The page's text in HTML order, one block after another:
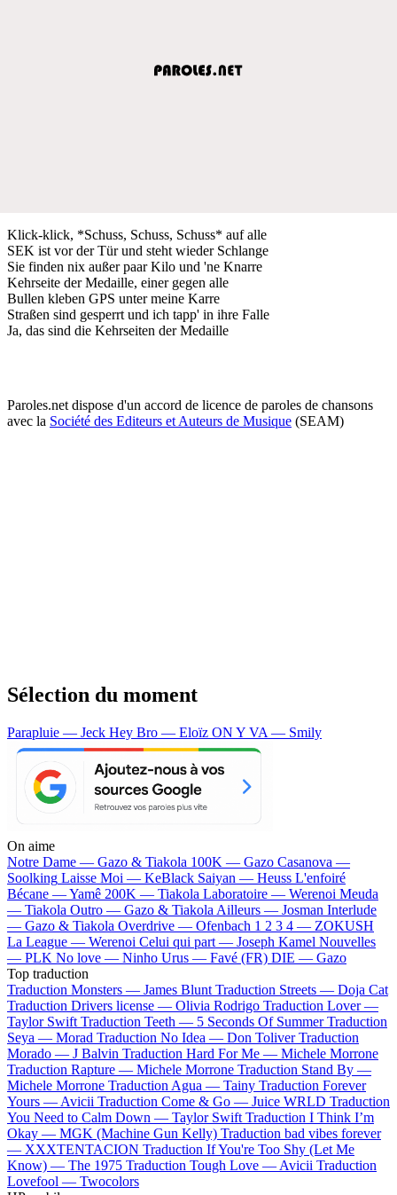
Klick-klick, *Schuss, Schuss, Schuss* auf alle
SEK ist vor der Tür und steht wieder Schlange
Sie finden nix außer paar Kilo und 'ne Knarre
Kehrseite der Medaille, einer gegen alle
Bullen kleben GPS unter meine Karre
Straßen sind gesperrt und ich tapp' in ihre Falle
Ja, das sind die Kehrseiten der Medaille
Paroles.net dispose d'un accord de licence de paroles de chansons
avec la Société des Editeurs et Auteurs de Musique (SEAM)
Sélection du moment
Parapluie — Jeck Hey Bro — Eloïz ON Y VA — Smily
On aime
Notre Dame — Gazo & Tiakola 100K — Gazo Casanova —
Soolking Laisse Moi — KeBlack Saiyan — Heuss L'enfoiré
Bécane —Yamê 200K — Tiakola Laboratoire — Werenoi Meuda
— Tiakola Outro — Gazo & Tiakola Ailleurs — Josman Interlude
— Gazo & Tiakola Overdrive — Ofenbach 1 2 3 4 — ZOKUSH
La League — Werenoi Celui qui part — Joseph Kamel Nouvelles
— PLK No love — Ninho Urus — Favé (FR) DIE — Gazo
Top traduction
Traduction Monsters — James Blunt Traduction Streets — Doja Cat
Traduction Drivers license — Olivia Rodrigo Traduction Lover —
Taylor Swift Traduction Teeth — 5 Seconds Of Summer Traduction
Seya — Morad Traduction No Idea — Don Toliver Traduction
Morado — J Balvin Traduction Hard For Me — Michele Morrone
Traduction Rapture — Michele Morrone Traduction Stand By —
Michele Morrone Traduction Agua — Tainy Traduction Forever
Yours — Avicii Traduction Come & Go — Juice WRLD Traduction
You Need to Calm Down — Taylor Swift Traduction I Think I’m
Okay — MGK (Machine Gun Kelly) Traduction bad vibes forever
— XXXTENTACION Traduction If You're Too Shy (Let Me
Know) — The 1975 Traduction Tough Love — Avicii Traduction
Lovefool — Twocolors